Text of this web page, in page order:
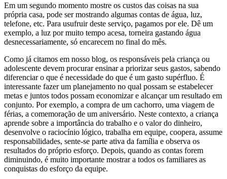
Em um segundo momento mostre os custos das coisas na sua
própria casa, pode ser mostrando algumas contas de água, luz,
telefone, etc. Para usufruir deste serviço, pagamos por ele. Dê um
exemplo, a luz por muito tempo acesa, torneira gastando água
desnecessariamente, só encarecem no final do mês.
Como já citamos em nosso blog, os responsáveis pela criança ou
adolescente devem procurar ensinar a priorizar seus gastos, sabendo
diferenciar o que é necessidade do que é um gasto supérfluo. É
interessante fazer um planejamento no qual possam se estabelecer
metas e juntos todos possam economizar e alcançar um resultado em
conjunto. Por exemplo, a compra de um cachorro, uma viagem de
férias, a comemoração de um aniversário. Neste contexto, a criança
aprende sobre a importância do trabalho e o valor do dinheiro,
desenvolve o raciocínio lógico, trabalha em equipe, coopera, assume
responsabilidades, sente-se parte ativa da família e observa os
resultados do próprio esforço. Depois, quando as contas forem
diminuindo, é muito importante mostrar a todos os familiares as
conquistas do esforço da equipe.